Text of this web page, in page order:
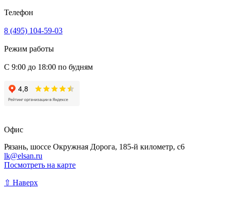
Телефон
8 (495) 104-59-03
Режим работы
С 9:00 до 18:00 по будням
Офис
Рязань, шоссе Окружная Дорога, 185-й километр, с6
lk@elsan.ru
Посмотреть на карте
⇧ Наверх